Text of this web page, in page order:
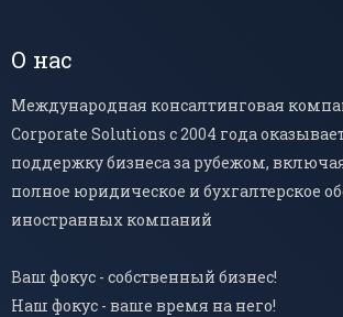
О нас
Международная консалтинговая
Corporate Solutions с 2004 года
поддержку бизнеса за рубежом,
полное юридическое и бухгалтерское
иностранных компаний
Ваш фокус - собственный бизнес!
Наш фокус - ваше время на него!